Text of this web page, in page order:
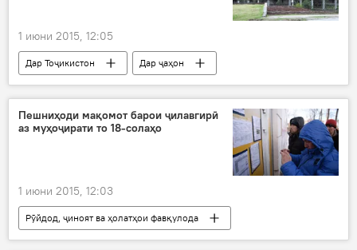
1 июни 2015, 12:05
Дар Тоҷикистон
Дар ҷаҳон
Ҳамаи хабарҳо
Амният ва мудофиа
Сурия
Ризвон Аҳмадов
Мавҷуда Сабурова
ВКД
Пешниҳоди мақомот барои ҷилавгирӣ
аз муҳоҷирати то 18-солаҳо
1 июни 2015, 12:03
Рӯйдод, ҷиноят ва ҳолатҳои фавқулода
Муҳоҷират
Дар Тоҷикистон